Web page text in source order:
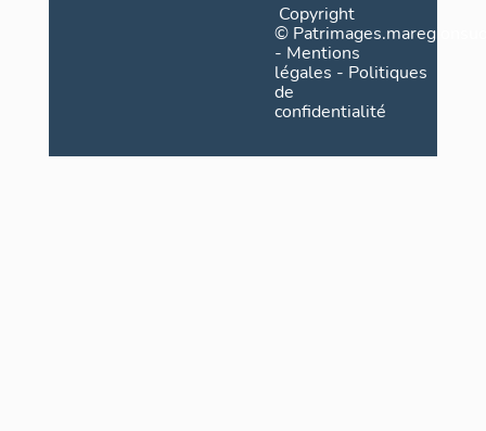
Copyright
©
- Mentions
légales - Politiques
de
confidentialité